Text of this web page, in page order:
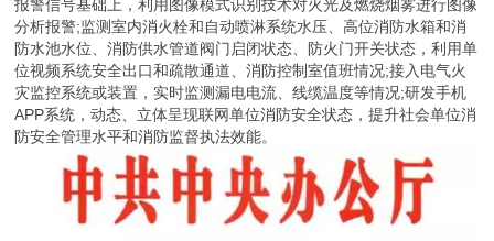
报警信号基础上，利用图像模式识别技术对火光及燃烧烟雾进行图像
分析报警;监测室内消火栓和自动喷淋系统水压、高位消防水箱和消
防水池水位、消防供水管道阀门启闭状态、防火门开关状态，利用单
位视频系统安全出口和疏散通道、消防控制室值班情况;接入电气火
灾监控系统或装置，实时监测漏电电流、线缆温度等情况;研发手机
APP系统，动态、立体呈现联网单位消防安全状态，提升社会单位消
防安全管理水平和消防监督执法效能。